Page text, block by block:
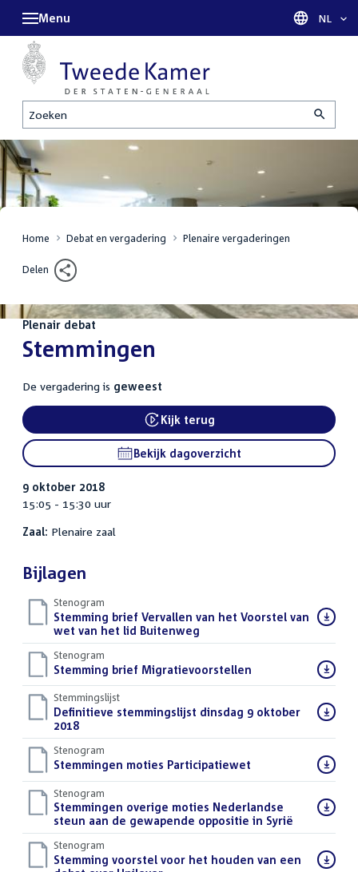
Zoeken
Menu Taal
NL
Home Debat en vergadering Plenaire vergaderingen
Delen
Plenair debat
:Stemmingen
De vergadering is geweest
Kijk terug
Bekijk dagoverzicht
9 oktober 2018
15:05 - 15:30 uur
Zaal: Plenaire zaal
Bijlagen
Stenogram
Download
bestand:
Stemming brief Vervallen van het Voorstel van
wet van het lid Buitenweg
Stenogram
Download
bestand:
Stemming brief Migratievoorstellen
Stemmingslijst
Download
bestand:
Definitieve stemmingslijst dinsdag 9 oktober
2018()
Stenogram
Download
bestand:
Stemmingen moties Participatiewet
Stenogram
Download
bestand:
Stemmingen overige moties Nederlandse
steun aan de gewapende oppositie in Syrië
Stenogram
Download
Stemming voorstel voor het houden van een